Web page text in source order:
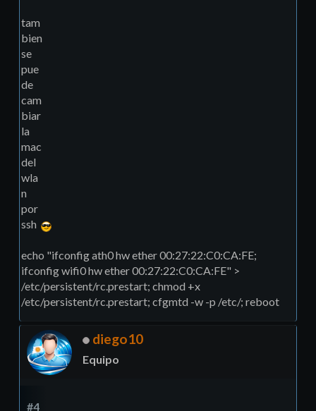
tam
bien
se
pue
de
cam
biar
la
mac
del
wla
n
por
ssh
echo "ifconfig ath0 hw ether 00:27:22:C0:CA:FE;
ifconfig wifi0 hw ether 00:27:22:C0:CA:FE" >
/etc/persistent/rc.prestart; chmod +x
/etc/persistent/rc.prestart; cfgmtd -w -p /etc/; reboot
diego10
Equipo
#4